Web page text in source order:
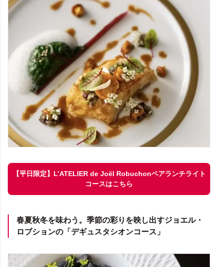
【平日限定】L’ATELIER de Joël Robuchonペアランチライト
コースはこちら
春夏秋冬を味わう。季節の彩りを映し出すジョエル・
ロブションの「デギュスタシオンコース」